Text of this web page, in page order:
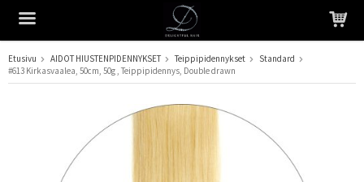
Tuote on lisätty ostoskoriin
Etusivu AIDOT HIUSTENPIDENNYKSET Teippipidennykset
Standard
#613 Kirkasvaalea, 50cm, 50g , Teippipidennys, Double drawn